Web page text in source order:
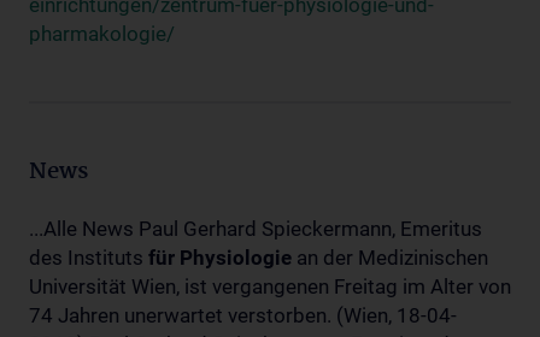
einrichtungen/zentrum-fuer-physiologie-und-
pharmakologie/
News
...Alle News Paul Gerhard Spieckermann, Emeritus
des Instituts für Physiologie an der Medizinischen
Universität Wien, ist vergangenen Freitag im Alter von
74 Jahren unerwartet verstorben. (Wien, 18-04-